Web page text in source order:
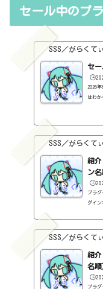
（追記
セール中のプ
SSS／がらくて
セ
2026
はわ
ま）
ル（
SSS／がらくて
紹
ン名
プラ
グイ
料）2B
B
arts・
ム...
SSS／がらくて
紹
名順
プラ